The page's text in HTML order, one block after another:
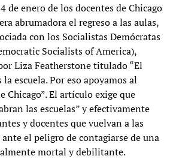
de enero de los docentes de Chicago
abrumadora el regreso a las aulas,
con los Socialistas Demócratas
Socialists of America),
Liza Featherstone titulado “El
escuela. Por eso apoyamos al
Chicago”. El artículo exige que
las escuelas” y efectivamente
y docentes que vuelvan a las
el peligro de contagiarse de una
mortal y debilitante.